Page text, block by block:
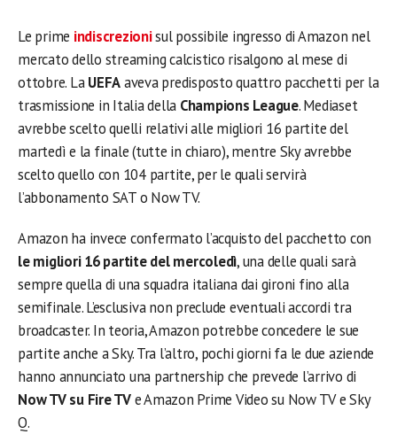
Le prime indiscrezionisul possibile ingresso di Amazon nel
mercato dello streaming calcistico risalgono al mese di
ottobre. LaUEFAaveva predisposto quattro pacchetti per la
trasmissione in Italia della Champions League. Mediaset
avrebbe scelto quelli relativi alle migliori 16 partite del
martedì e la finale (tutte in chiaro), mentre Sky avrebbe
scelto quello con 104 partite, per le quali servirà
l’abbonamento SAT o Now TV.
Amazon ha invece confermato l’acquisto del pacchetto con
le migliori 16 partite del mercoledì, una delle quali sarà
sempre quella di una squadra italiana dai gironi fino alla
semifinale. L’esclusiva non preclude eventuali accordi tra
broadcaster. In teoria, Amazon potrebbe concedere le sue
partite anche a Sky. Tra l’altro, pochi giorni fa le due aziende
hanno annunciato una partnership che prevede l’arrivo di
Now TV su Fire TVe Amazon Prime Video su Now TV e Sky
Q.